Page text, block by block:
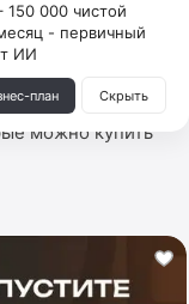
можно купить
150 000 чистой
- первичный
ИИ
план Скрыть